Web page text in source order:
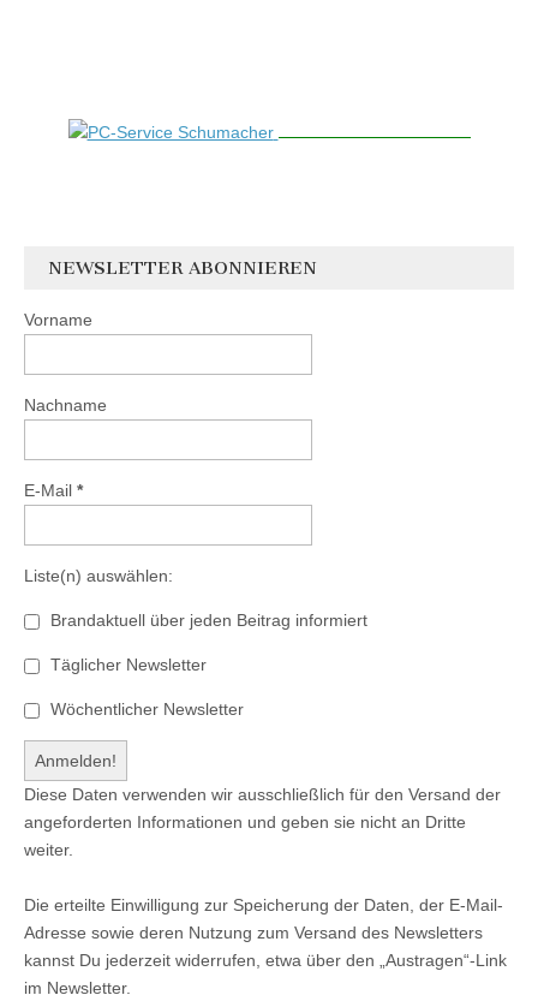
NEWSLETTER ABONNIEREN
Vorname
Nachname
E-Mail *
Liste(n) auswählen:
Brandaktuell über jeden Beitrag informiert
Täglicher Newsletter
Wöchentlicher Newsletter
Diese Daten verwenden wir ausschließlich für den Versand der
angeforderten Informationen und geben sie nicht an Dritte
weiter.
Die erteilte Einwilligung zur Speicherung der Daten, der E-Mail-
Adresse sowie deren Nutzung zum Versand des Newsletters
kannst Du jederzeit widerrufen, etwa über den „Austragen“-Link
im Newsletter.